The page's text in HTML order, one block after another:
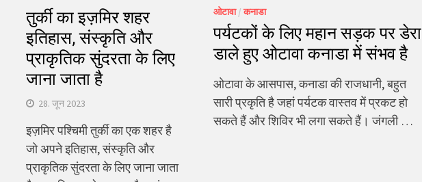
ओटावा/कनाडा
पर्यटकों के लिए महान सड़क पर डेरा
डाले हुए ओटावा कनाडा में संभव है
ओटावा के आसपास, कनाडा की राजधानी, बहुत
सारी प्रकृति है जहां पर्यटक वास्तव में प्रकट हो
सकते हैं और शिविर भी लगा सकते हैं। जंगली …
तुर्की का इज़मिर शहर
इतिहास, संस्कृति और
प्राकृतिक सुंदरता के लिए
जाना जाता है
28. जून 2023
इज़मिर पश्चिमी तुर्की का एक शहर है
जो अपने इतिहास, संस्कृति और
प्राकृतिक सुंदरता के लिए जाना जाता